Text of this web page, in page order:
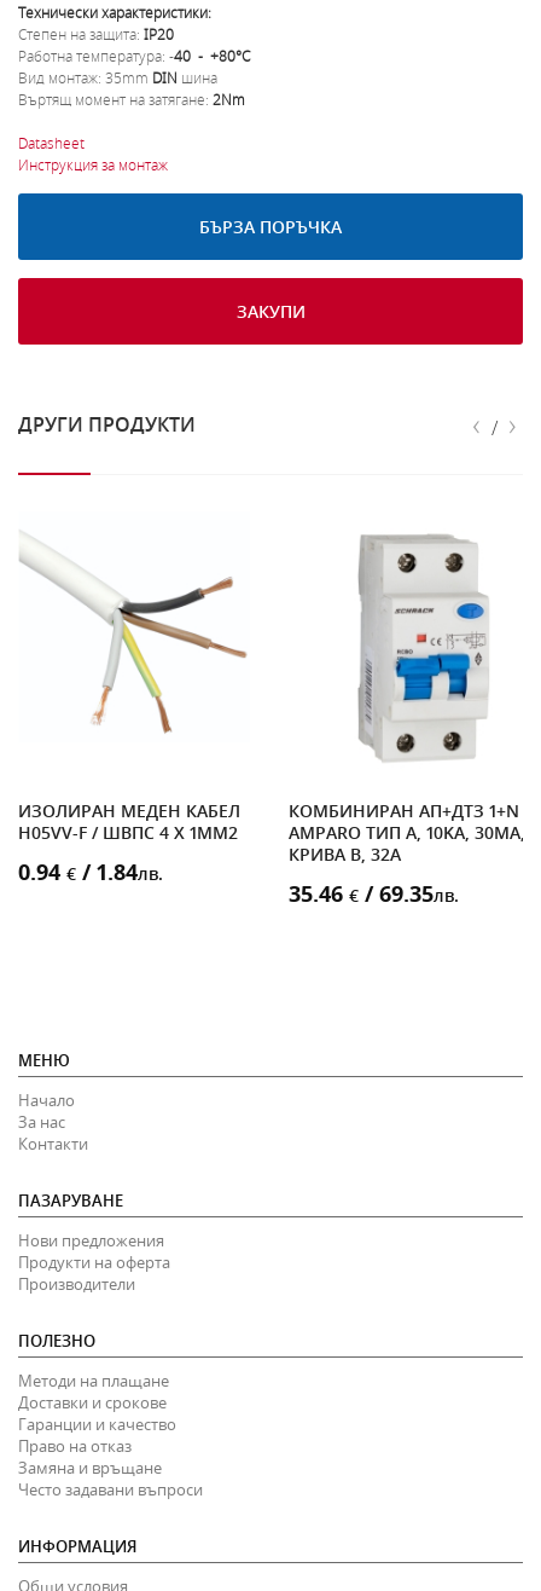
Технически характеристики:
Степен на защита: IP20
Работна температура: -40 - +80°C
Вид монтаж: 35mm DIN шина
Въртящ момент на затягане: 2Nm
Datasheet
Инструкция за монтаж
БЪРЗА ПОРЪЧКА
ЗАКУПИ
ДРУГИ ПРОДУКТИ ‹ / ›
ИЗОЛИРАН МЕДЕН КАБЕЛ
H05VV-F / ШВПС 4 X 1MM2
0.94 € / 1.84лв.
КОМБИНИРАН АП+ДТЗ 1+N
AMPARO ТИП A, 10KA, 30MA,
КРИВА B, 32A
35.46 € / 69.35лв.
МЕНЮ
Начало
За нас
Контакти
ПАЗАРУВАНЕ
Нови предложения
Продукти на оферта
Производители
ПОЛЕЗНО
Методи на плащане
Доставки и срокове
Гаранции и качество
Право на отказ
Замяна и връщане
Често задавани въпроси
ИНФОРМАЦИЯ
Общи условия